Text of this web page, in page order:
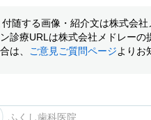
随する画像・紹介文は株式会
診療URLは株式会社メドレーの
は、 ご意見ご質問ページよりお
ふくし歯科医院